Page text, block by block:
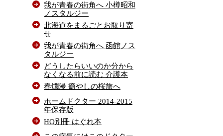
我が青春の街角へ 小樽昭和
ノスタルジー
北海道をまるごとお取り寄
せ
我が青春の街角へ 函館ノス
タルジー
どうしたらいいのか分から
なくなる前に読む 介護本
春爛漫 癒やしの桜旅へ
ホームドクター 2014-2015
年保存版
HO別冊 はぐれ本